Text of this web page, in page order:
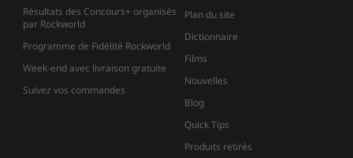
Résultats des Concours+ organisés
par Rockworld
Programme de Fidélité Rockworld
Week-end avec livraison gratuite
Suivez vos commandes
Plan du site
Dictionnaire
Films
Nouvelles
Blog
Quick Tips
Produits retirés